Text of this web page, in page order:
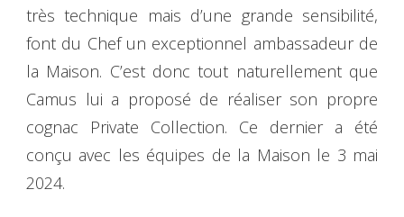
très technique mais d’une grande sensibilité,
font du Chef un exceptionnel ambassadeur de
la Maison. C’est donc tout naturellement que
Camus lui a proposé de réaliser son propre
cognac Private Collection. Ce dernier a été
conçu avec les équipes de la Maison le 3 mai
2024.